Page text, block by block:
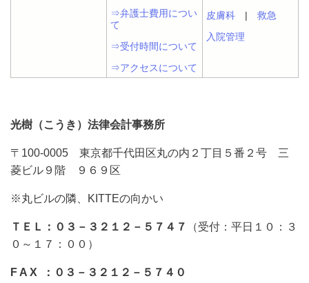
⇒弁護士費用につい
て
⇒受付時間について
⇒アクセスについて
皮膚科 | 救急
入院管理
光樹（こうき）法律会計事務所
〒100-0005 東京都千代田区丸の内２丁目５番２号 三
菱ビル９階 ９６９区
※丸ビルの隣、KITTEの向かい
ＴＥＬ：０３－３２１２－５７４７
（受付：平日１０：３
０～１７：００）
F A X ：０３－３２１２－５７４０